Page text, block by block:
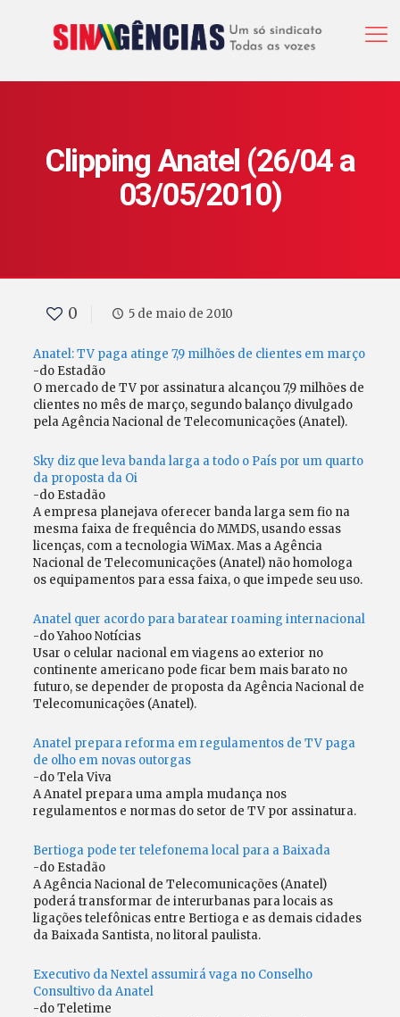
Clipping Anatel (26/04 a
03/05/2010)
0 5 de maio de 2010
Anatel: TV paga atinge 7,9 milhões de clientes em março
-do Estadão
O mercado de TV por assinatura alcançou 7,9 milhões de
clientes no mês de março, segundo balanço divulgado
pela Agência Nacional de Telecomunicações (Anatel).
Sky diz que leva banda larga a todo o País por um quarto
da proposta da Oi
-do Estadão
A empresa planejava oferecer banda larga sem fio na
mesma faixa de frequência do MMDS, usando essas
licenças, com a tecnologia WiMax. Mas a Agência
Nacional de Telecomunicações (Anatel) não homologa
os equipamentos para essa faixa, o que impede seu uso.
Anatel quer acordo para baratear roaming internacional
-do Yahoo Notícias
Usar o celular nacional em viagens ao exterior no
continente americano pode ficar bem mais barato no
futuro, se depender de proposta da Agência Nacional de
Telecomunicações (Anatel).
Anatel prepara reforma em regulamentos de TV paga
de olho em novas outorgas
-do Tela Viva
A Anatel prepara uma ampla mudança nos
regulamentos e normas do setor de TV por assinatura.
Bertioga pode ter telefonema local para a Baixada
-do Estadão
A Agência Nacional de Telecomunicações (Anatel)
poderá transformar de interurbanas para locais as
ligações telefônicas entre Bertioga e as demais cidades
da Baixada Santista, no litoral paulista.
Executivo da Nextel assumirá vaga no Conselho
Consultivo da Anatel
-do Teletime